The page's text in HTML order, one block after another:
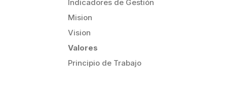
Indicadores de Gestión
Mision
Vision
Valores
Principio de Trabajo